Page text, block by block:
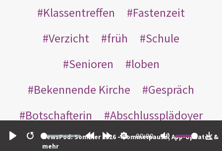
Restart
00:00
NewsPod: Sommer 2026 – Sommerpause, App-Updates &
mehr
Klassentreffen
Fastenzeit
Verzicht
früh
Schule
Senioren
loben
Bekennende Kirche
Gespräch
Botschafterin
Abschlussplädoyer
Hitler
Uni Nächster